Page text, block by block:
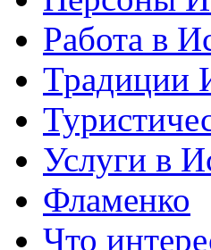
Работа в
Традиции
Услуги в
Фламенко
Что